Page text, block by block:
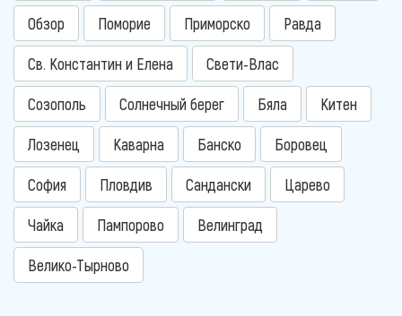
Обзор Поморие Приморско Равда
Св. Константин и Елена Свети-Влас
Созополь Солнечный берег Бяла Китен
Лозенец Каварна Банско Боровец
София Пловдив Сандански Царево
Чайка Пампорово Велинград
Велико-Тырново